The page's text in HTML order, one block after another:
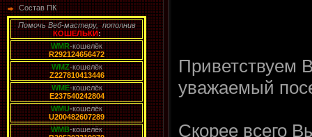
Состав ПК
Помочь Веб-мастеру, пополнив
КОШЕЛЬКИ:
WMR-кошелёк
R292124656472
WMZ-кошелёк
Z227810413446
WME-кошелёк
E237540242804
WMU-кошелёк
U200482607289
WMB-кошелёк
Приветствуем
уважаемый
Скорее всего